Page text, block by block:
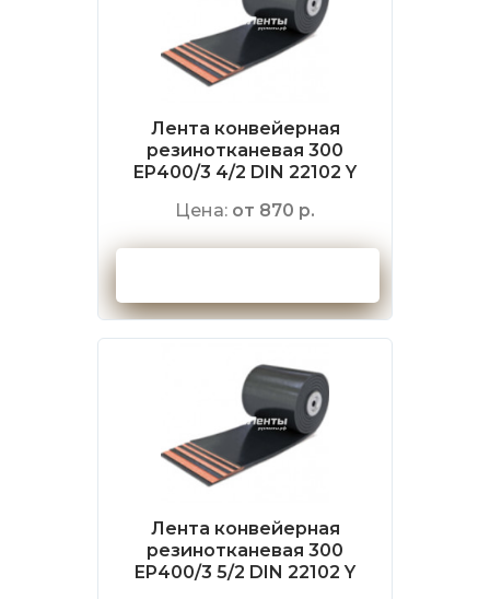
Лента конвейерная
резинотканевая 300
EP400/3 4/2 DIN 22102 Y
Цена: от 870 р.
Лента конвейерная
резинотканевая 300
EP400/3 5/2 DIN 22102 Y